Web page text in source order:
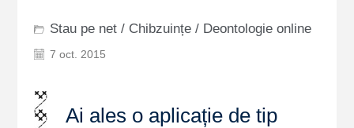
Stau pe net/ Chibzuințe/ Deontologie online
7 oct. 2015
Ai ales o aplicație de tip